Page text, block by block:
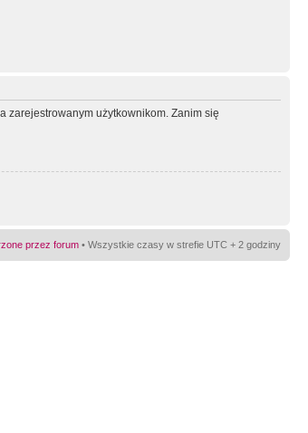
zarejestrowanym użytkownikom. Zanim się
przez forum • Wszystkie czasy w strefie UTC + 2 godziny